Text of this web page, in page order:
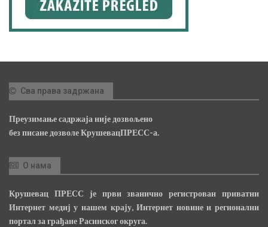
Сва права задржана
Преузимање садржаја није дозвољено
без писане дозволе КрушевацПРЕСС-а.
О нама
Крушевац ПРЕСС је први званично регистрован приватни
Интернет медиј у нашем крају, Интернет новине и регионални
портал за грађане Расинског округа.